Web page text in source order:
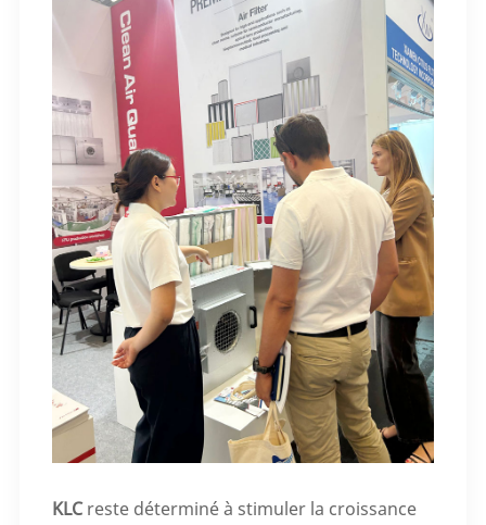
KLCreste déterminé à stimuler la croissance